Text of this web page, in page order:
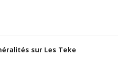
sur Les Teke